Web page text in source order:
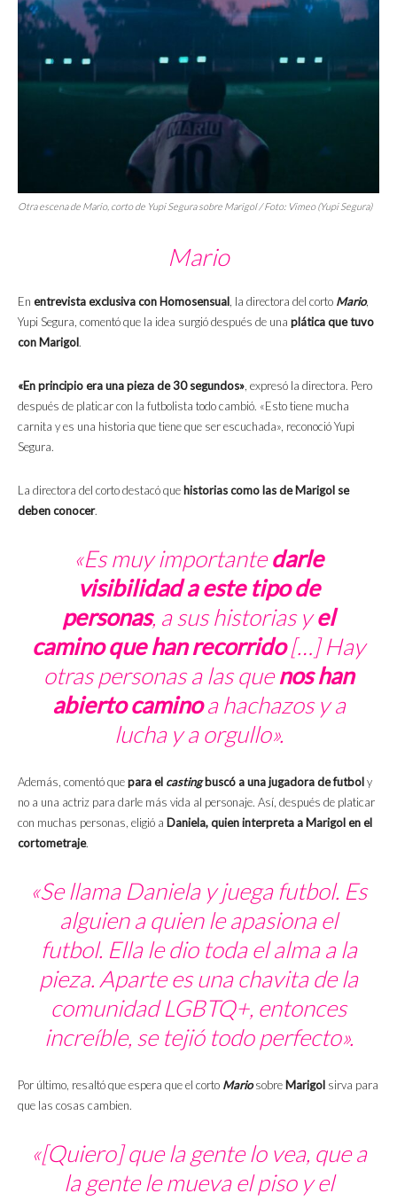
Otra escena de Mario, corto de Yupi Segura sobre Marigol / Foto: Vimeo (Yupi Segura)
Mario
En entrevista exclusiva con Homosensual , la directora del corto Mario,
Yupi Segura, comentó que la idea surgió después de una plática que tuvo
con Marigol.
«En principio era una pieza de 30 segundos» , expresó la directora. Pero
después de platicar con la futbolista todo cambió. «Esto tiene mucha
carnita y es una historia que tiene que ser escuchada», reconoció Yupi
Segura.
La directora del corto destacó que historias como las de Marigol se
deben conocer.
«Es muy importantedarle
visibilidad a este tipo de
personas, a sus historias yel
camino que han recorrido[…] Hay
otras personas a las quenos han
abierto caminoa hachazos y a
lucha y a orgullo».
Además, comentó quepara el castingbuscó a una jugadora de futboly
no a una actriz para darle más vida al personaje. Así, después de platicar
con muchas personas, eligió a Daniela, quien interpreta a Marigol en el
cortometraje.
«Se llama Daniela y juega futbol. Es
alguien a quien le apasiona el
futbol. Ella le dio toda el alma a la
pieza. Aparte es una chavita de la
comunidad LGBTQ+, entonces
increíble, se tejió todo perfecto».
Por último, resaltó que espera que el corto Mariosobre Marigol sirva para
que las cosas cambien.
«[Quiero] que la gente lo vea, que a
la gente le mueva el piso y el